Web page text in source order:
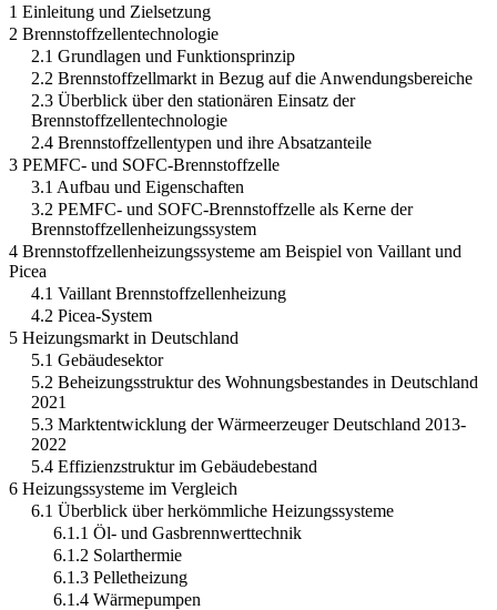
1 Einleitung und Zielsetzung
2 Brennstoffzellentechnologie
2.1 Grundlagen und Funktionsprinzip
2.2 Brennstoffzellmarkt in Bezug auf die Anwendungsbereiche
2.3 Überblick über den stationären Einsatz der
Brennstoffzellentechnologie
2.4 Brennstoffzellentypen und ihre Absatzanteile
3 PEMFC- und SOFC-Brennstoffzelle
3.1 Aufbau und Eigenschaften
3.2 PEMFC- und SOFC-Brennstoffzelle als Kerne der
Brennstoffzellenheizungssystem
4 Brennstoffzellenheizungssysteme am Beispiel von Vaillant und
Picea
4.1 Vaillant Brennstoffzellenheizung
4.2 Picea-System
5 Heizungsmarkt in Deutschland
5.1 Gebäudesektor
5.2 Beheizungsstruktur des Wohnungsbestandes in Deutschland
2021
5.3 Marktentwicklung der Wärmeerzeuger Deutschland 2013-
2022
5.4 Effizienzstruktur im Gebäudebestand
6 Heizungssysteme im Vergleich
6.1 Überblick über herkömmliche Heizungssysteme
6.1.1 Öl- und Gasbrennwerttechnik
6.1.2 Solarthermie
6.1.3 Pelletheizung
6.1.4 Wärmepumpen